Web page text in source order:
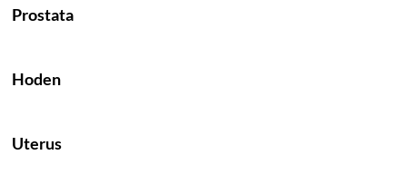
Prostata
Hoden
Uterus